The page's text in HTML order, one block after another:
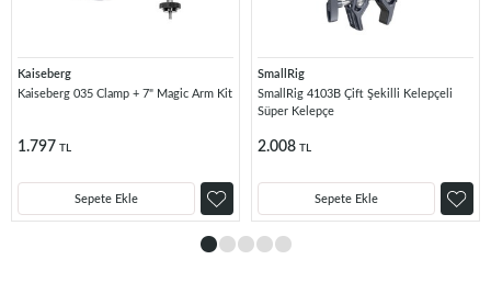
Kaiseberg
Kaiseberg 035 Clamp + 7" Magic Arm Kit
1.797 TL
Sepete Ekle
SmallRig
SmallRig 4103B Çift Şekilli Kelepçeli
Süper Kelepçe
2.008 TL
Sepete Ekle